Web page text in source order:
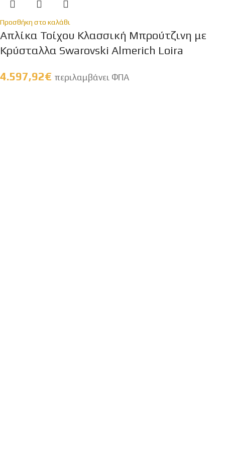
Προσθήκη στο καλάθι
Απλίκα Τοίχου Κλασσική Μπρούτζινη με
Κρύσταλλα Swarovski Almerich Loira
4.597,92€ περιλαμβάνει ΦΠΑ